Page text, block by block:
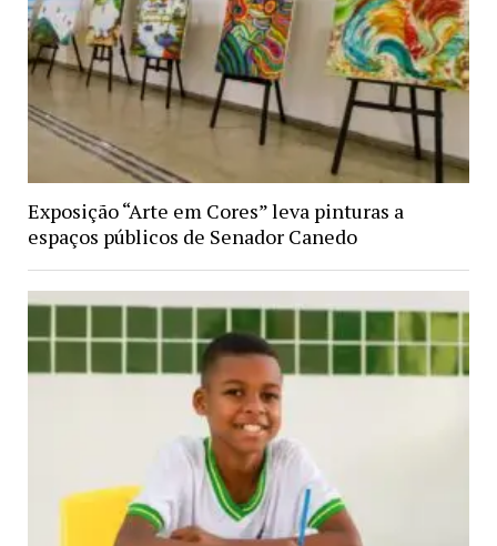
Exposição “Arte em Cores” leva pinturas a
espaços públicos de Senador Canedo